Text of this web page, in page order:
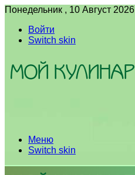
Понедельник , 10 Август 2026
Войти
Switch skin
Меню
Switch skin